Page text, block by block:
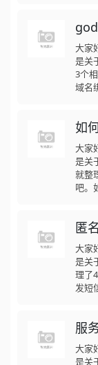
大家
是关
3个
域名
如
大家
是关
就整
吧。
匿
大家
是关
理了
发短
服
大家
是关